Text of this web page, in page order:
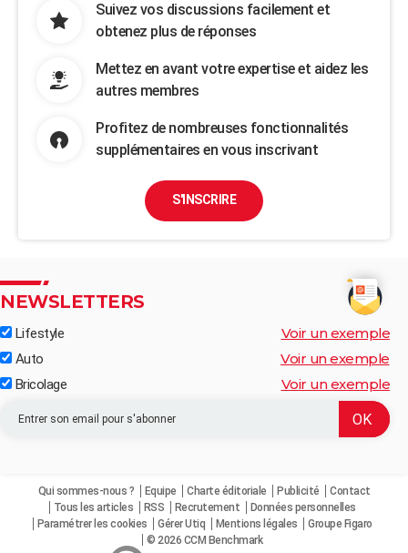
Suivez vos discussions facilement et
obtenez plus de réponses
Mettez en avant votre expertise et aidez les
autres membres
Profitez de nombreuses fonctionnalités
supplémentaires en vous inscrivant
S'INSCRIRE
NEWSLETTERS
Lifestyle Voir un exemple
Auto Voir un exemple
Bricolage Voir un exemple
Qui sommes-nous ? Equipe Charte éditoriale Publicité
Contact
Tous les articles
RSS Recrutement
Données personnelles
Paramétrer les cookies
Gérer Utiq Mentions légales
Groupe Figaro
© 2026 CCM Benchmark